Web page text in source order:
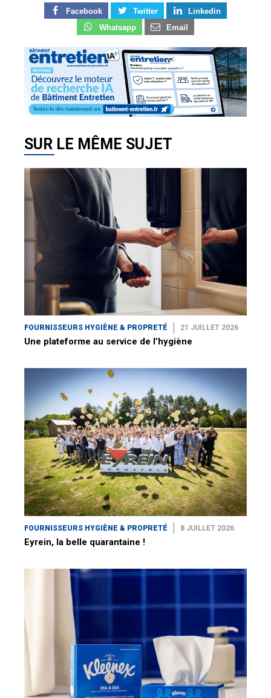
Facebook Twitter
Linkedin
Whatsapp
Email
SUR LE MÊME SUJET
FOURNISSEURS HYGIÈNE & PROPRETÉ 21 JUILLET 2026
Une plateforme au service de l’hygiène
FOURNISSEURS HYGIÈNE & PROPRETÉ 8 JUILLET 2026
Eyrein, la belle quarantaine !